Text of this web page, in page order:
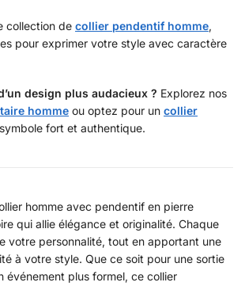
collection de collier pendentif homme,
pour exprimer votre style avec caractère
design plus audacieux ? Explorez nos
homme ou optez pour un collier
fort et authentique.
homme avec pendentif en pierre
qui allie élégance et originalité. Chaque
votre personnalité, tout en apportant une
à votre style. Que ce soit pour une sortie
événement plus formel, ce collier